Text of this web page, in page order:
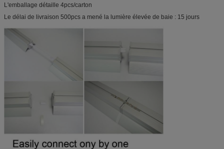
L'emballage détaille 4pcs/carton
Le délai de livraison 500pcs a mené la lumière élevée de baie : 15 jours